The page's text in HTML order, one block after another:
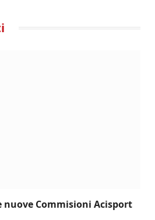
nuove Commisioni Acisport